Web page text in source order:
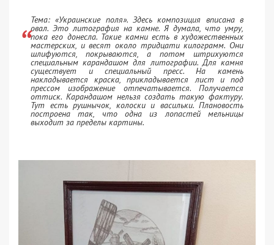
Тема: «Украинские поля». Здесь композиция вписана в
овал. Это литография на камне. Я думала, что умру,
пока его донесла. Такие камни есть в художественных
мастерских, и весят около тридцати килограмм. Они
шлифуются, покрываются, а потом штрихуются
специальным карандашом для литографии. Для камня
существует и специальный пресс. На камень
накладывается краска, прикладывается лист и под
прессом изображение отпечатывается. Получается
оттиск. Карандашом нельзя создать такую фактуру.
Тут есть рушнычок, колоски и васильки. Плановость
построена так, что одна из лопастей мельницы
выходит за пределы картины.